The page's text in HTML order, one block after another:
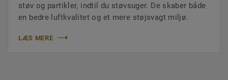
støv og partikler, indtil du støvsuger. De skaber både
en bedre luftkvalitet og et mere støjsvagt miljø.
LÆS MERE